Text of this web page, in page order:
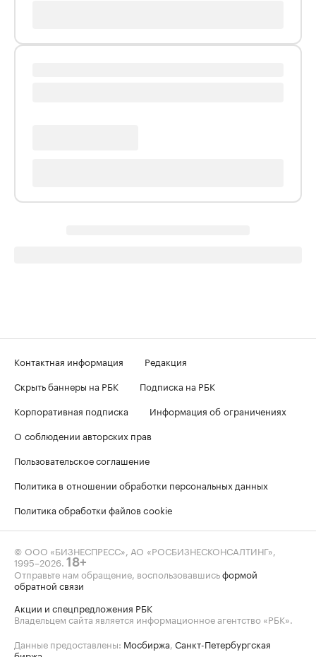
Контактная информация
Редакция
Скрыть баннеры на РБК
Подписка на РБК
Корпоративная подписка
Информация об ограничениях
О соблюдении авторских прав
Пользовательское соглашение
Политика в отношении обработки персональных данных
Политика обработки файлов cookie
© ООО «БИЗНЕСПРЕСС», АО «РОСБИЗНЕСКОНСАЛТИНГ»,
1995–2026. 18+
Отправьте нам обращение, воспользовавшисьформой
обратной связи
Акции и спецпредложения РБК
Владельцем сайта является информационное агентство «РБК».
Данные предоставлены: Мосбиржа, Санкт-Петербургская